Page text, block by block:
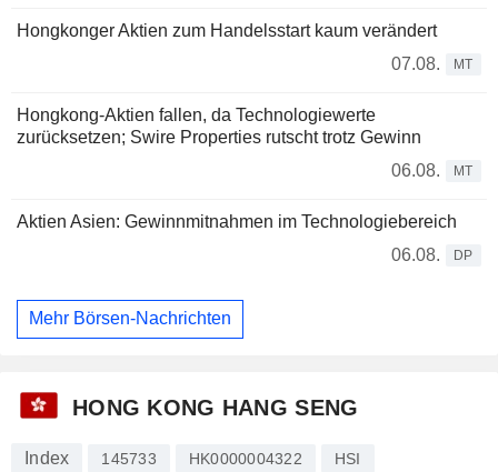
Hongkonger Aktien zum Handelsstart kaum verändert
07.08.
MT
Hongkong-Aktien fallen, da Technologiewerte
zurücksetzen; Swire Properties rutscht trotz Gewinn
06.08.
MT
Aktien Asien: Gewinnmitnahmen im Technologiebereich
06.08.
DP
Mehr Börsen-Nachrichten
HONG KONG HANG SENG
Index 145733 HK0000004322 HSI